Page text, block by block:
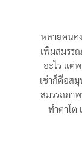
หลายคนค
เพิ่มสมรร
อะไร แต่
เช่าก็คือส
สมรรถภา
ทำตาโต